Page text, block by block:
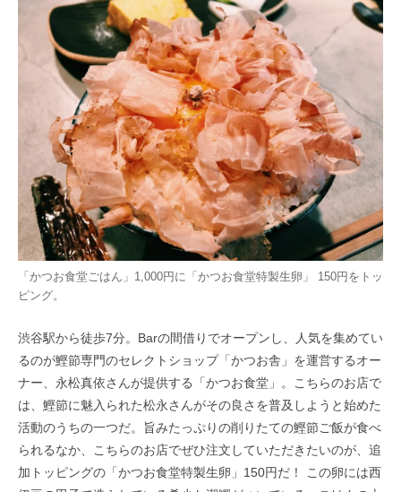
「かつお食堂ごはん」1,000円に「かつお食堂特製生卵」 150円をトッ
ピング。
渋谷駅から徒歩7分。Barの間借りでオープンし、人気を集めてい
るのが鰹節専門のセレクトショップ「かつお舎」を運営するオー
ナー、永松真依さんが提供する「かつお食堂」。こちらのお店で
は、鰹節に魅入られた松永さんがその良さを普及しようと始めた
活動のうちの一つだ。旨みたっぷりの削りたての鰹節ご飯が食べ
られるなか、こちらのお店でぜひ注文していただきたいのが、追
加トッピングの「かつお食堂特製生卵」150円だ！ この卵には西